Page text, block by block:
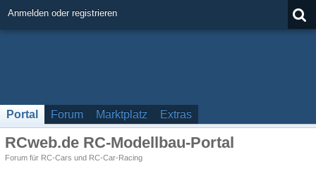
Anmelden oder registrieren
Portal Forum Marktplatz Extras
RCweb.de RC-Modellbau-Portal
Forum für RC-Cars und RC-Car-Racing